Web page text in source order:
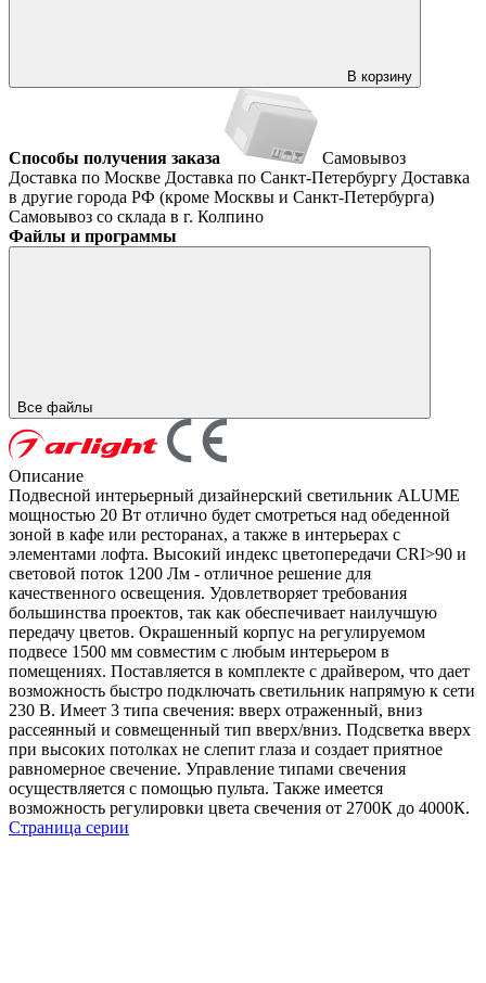
В корзину
Способы получения заказа
Самовывоз
Доставка по Москве Доставка по Санкт-Петербургу Доставка
в другие города РФ (кроме Москвы и Санкт-Петербурга)
Самовывоз со склада в г. Колпино
Файлы и программы
Все файлы
Описание
Подвесной интерьерный дизайнерский светильник ALUME
мощностью 20 Вт отлично будет смотреться над обеденной
зоной в кафе или ресторанах, а также в интерьерах с
элементами лофта. Высокий индекс цветопередачи CRI>90 и
световой поток 1200 Лм - отличное решение для
качественного освещения. Удовлетворяет требования
большинства проектов, так как обеспечивает наилучшую
передачу цветов. Окрашенный корпус на регулируемом
подвесе 1500 мм совместим с любым интерьером в
помещениях. Поставляется в комплекте с драйвером, что дает
возможность быстро подключать светильник напрямую к сети
230 В. Имеет 3 типа свечения: вверх отраженный, вниз
рассеянный и совмещенный тип вверх/вниз. Подсветка вверх
при высоких потолках не слепит глаза и создает приятное
равномерное свечение. Управление типами свечения
осуществляется с помощью пульта. Также имеется
возможность регулировки цвета свечения от 2700К до 4000К.
Страница серии